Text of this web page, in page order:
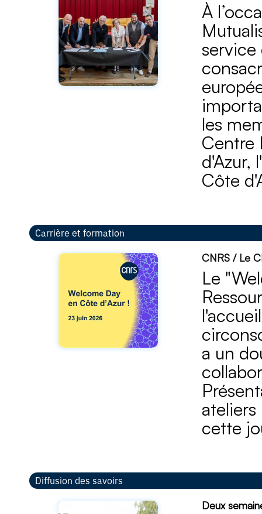
À
service
les
Centre
d'Azur,
Côte
Carrière et formation
CNRS / Le
Le
a un
cette
Diffusion des savoirs
Deux